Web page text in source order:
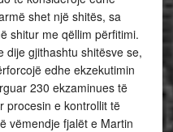
shet një shitës, sa
shitur me qëllim përfitimi.
dije gjithashtu shitësve se,
edhe ekzekutimin
230 ekzaminues të
procesin e kontrollit të
vëmendje fjalët e Martin